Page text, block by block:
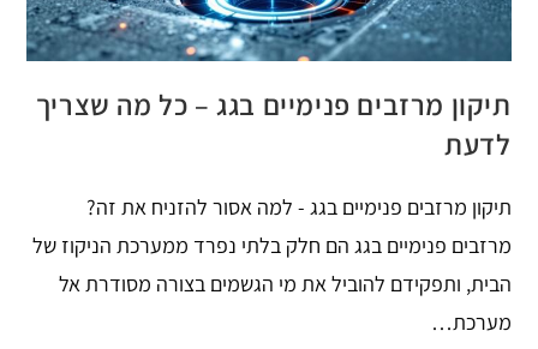
תיקון מרזבים פנימיים בגג – כל מה שצריך
לדעת
תיקון מרזבים פנימיים בגג - למה אסור להזניח את זה?
מרזבים פנימיים בגג הם חלק בלתי נפרד ממערכת הניקוז של
הבית, ותפקידם להוביל את מי הגשמים בצורה מסודרת אל
מערכת…